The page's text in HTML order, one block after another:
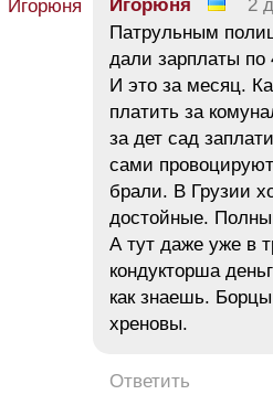
Игорюня 2
Патрульным
дали зарплаты по
И это за месяц.
платить за
за дет сад
сами
брали. В Грузии
достойные.
А тут даже уже в
кондукторша
как знаешь.
хреновы.
Ответить